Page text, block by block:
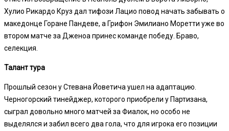
Хулио Рикардо Круз дал тифози Лацио повод начать забывать о
македонце Горане Пандеве, а Грифон Эмилиано Моретти уже во
втором матче за Дженоа принес команде победу. Браво,
селекция.
Талант тура
Прошлый сезон у Стевана Йоветича ушел на адаптацию.
Черногорский тинейджер, которого приобрели у Партизана,
сыграл довольно много матчей за Фиалок, но особо не
выделялся и забил всего два гола, что для игрока его позиции